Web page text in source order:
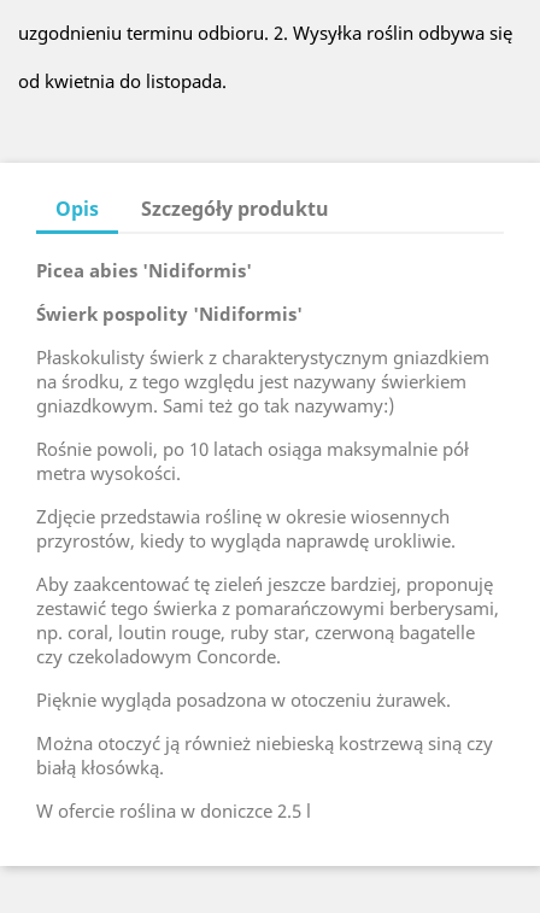
uzgodnieniu terminu odbioru. 2. Wysyłka roślin odbywa się
od kwietnia do listopada.
Opis Szczegóły produktu
Picea abies 'Nidiformis'
Świerk pospolity 'Nidiformis'
Płaskokulisty świerk z charakterystycznym gniazdkiem
na środku, z tego względu jest nazywany świerkiem
gniazdkowym. Sami też go tak nazywamy:)
Rośnie powoli, po 10 latach osiąga maksymalnie pół
metra wysokości.
Zdjęcie przedstawia roślinę w okresie wiosennych
przyrostów, kiedy to wygląda naprawdę urokliwie.
Aby zaakcentować tę zieleń jeszcze bardziej, proponuję
zestawić tego świerka z pomarańczowymi berberysami,
np. coral, loutin rouge, ruby star, czerwoną bagatelle
czy czekoladowym Concorde.
Pięknie wygląda posadzona w otoczeniu żurawek.
Można otoczyć ją również niebieską kostrzewą siną czy
białą kłosówką.
W ofercie roślina w doniczce 2.5 l